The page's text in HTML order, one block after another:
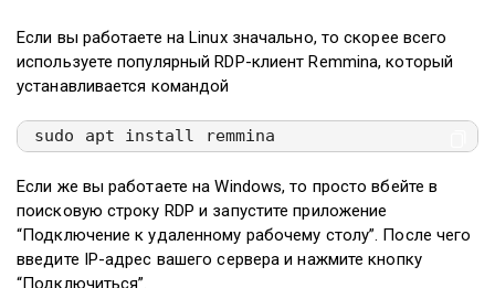
Если вы работаете на Linux значально, то скорее всего
используете популярный RDP-клиент Remmina, который
устанавливается командой
sudo apt install remmina
Если же вы работаете на Windows, то просто вбейте в
поисковую строку RDP и запустите приложение
“Подключение к удаленному рабочему столу”. После чего
введите IP-адрес вашего сервера и нажмите кнопку
“Подключиться”.